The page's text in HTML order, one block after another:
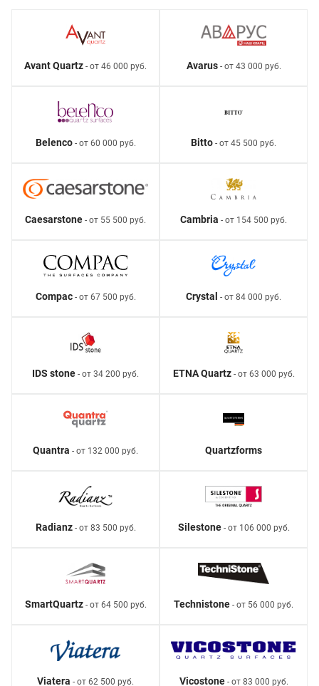
Avant Quartz - от 46 000 руб. Avarus- от 43 000 руб.
Belenco- от 60 000 руб. Bitto - от 45 500 руб.
Caesarstone - от 55 500 руб. Cambria - от 154 500 руб.
Compac- от 67 500 руб. Crystal - от 84 000 руб.
IDS stone - от 34 200 руб. ETNA Quartz- от 63 000 руб.
Quantra - от 132 000 руб. Quartzforms
Radianz- от 83 500 руб. Silestone- от 106 000 руб.
SmartQuartz- от 64 500 руб. Technistone - от 56 000 руб.
Viatera - от 62 500 руб. Vicostone- от 83 000 руб.